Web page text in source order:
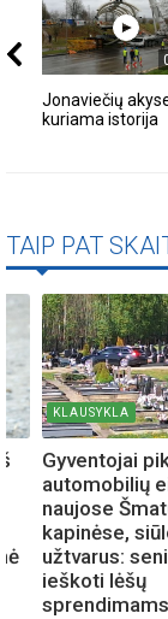
Jonaviečių
kuriama istorija
TAIP PAT
KLAUSYKLA
Gyventojai
automobilių
naujose
kapinėse,
užtvarus:
ieškoti lėšų
sprendimams